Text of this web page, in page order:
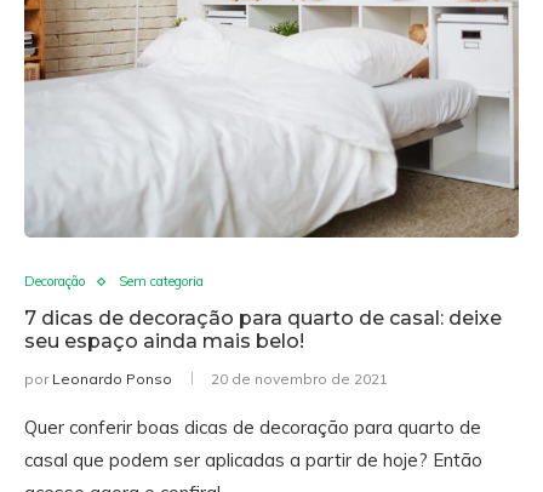
Decoração Sem categoria
7 dicas de decoração para quarto de casal: deixe
seu espaço ainda mais belo!
por Leonardo Ponso 20 de novembro de 2021
Quer conferir boas dicas de decoração para quarto de
casal que podem ser aplicadas a partir de hoje? Então